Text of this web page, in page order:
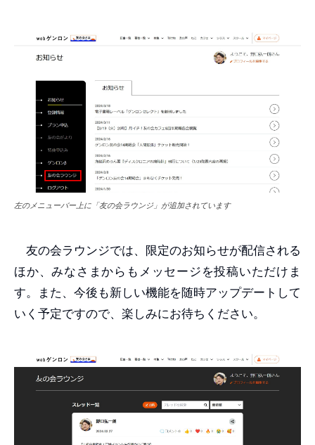
左のメニューバー上に「友の会ラウンジ」が追加されています
友の会ラウンジでは、限定のお知らせが配信される
ほか、みなさまからもメッセージを投稿いただけま
す。また、今後も新しい機能を随時アップデートして
いく予定ですので、楽しみにお待ちください。